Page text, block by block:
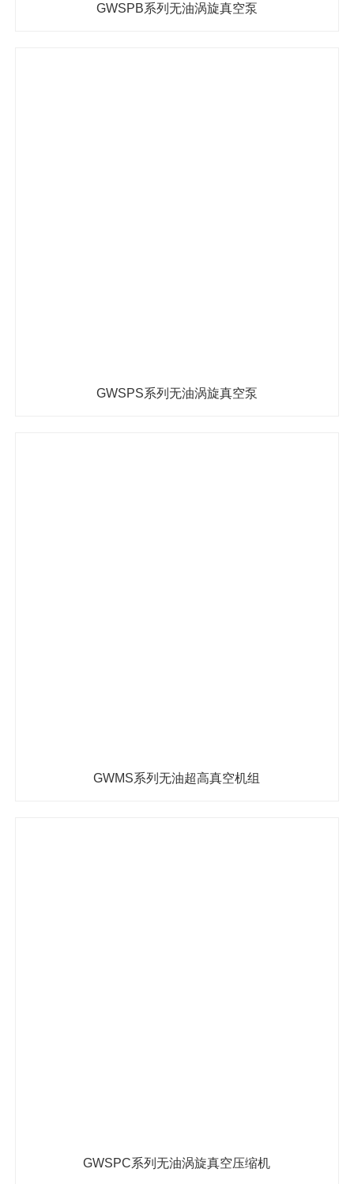
GWSPB系列无油涡旋真空泵
GWSPS系列无油涡旋真空泵
GWMS系列无油超高真空机组
GWSPC系列无油涡旋真空压缩机